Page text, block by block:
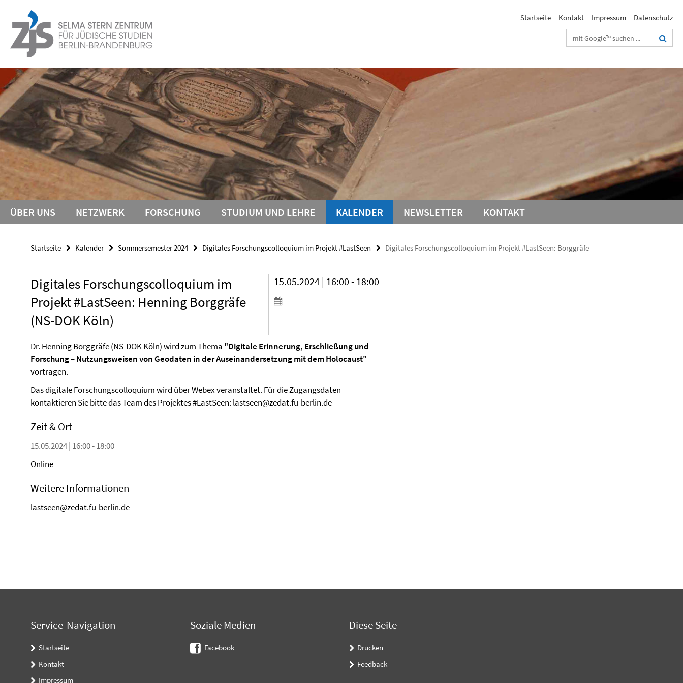
Inhalt
Service-
Navigation
Startseite Kontakt Impressum
Datenschutz
Suchbegriffe
ÜBER UNS NETZWERK FORSCHUNG STUDIUM UND LEHRE KALENDER NEWSLETTER KONTAKT
Startseite Kalender Sommersemester 2024 Digitales Forschungscolloquium im Projekt #LastSeen Digitales Forschungscolloquium im Projekt #LastSeen: Borggräfe
Digitales Forschungscolloquium im
Projekt #LastSeen: Henning Borggräfe
(NS-DOK Köln)
15.05.2024 | 16:00 - 18:00
Dr. Henning Borggräfe (NS-DOK Köln) wird zum Thema "Digitale Erinnerung, Erschließung und
Forschung – Nutzungsweisen von Geodaten in der Auseinandersetzung mit dem Holocaust"
vortragen.
Das digitale Forschungscolloquium wird über Webex veranstaltet. Für die Zugangsdaten
kontaktieren Sie bitte das Team des Projektes #LastSeen: lastseen@zedat.fu-berlin.de
Zeit & Ort
15.05.2024 | 16:00 - 18:00
Online
Weitere Informationen
lastseen@zedat.fu-berlin.de
Service-Navigation
Startseite
Kontakt
Impressum
Soziale Medien
Facebook
Diese Seite
Drucken
Feedback